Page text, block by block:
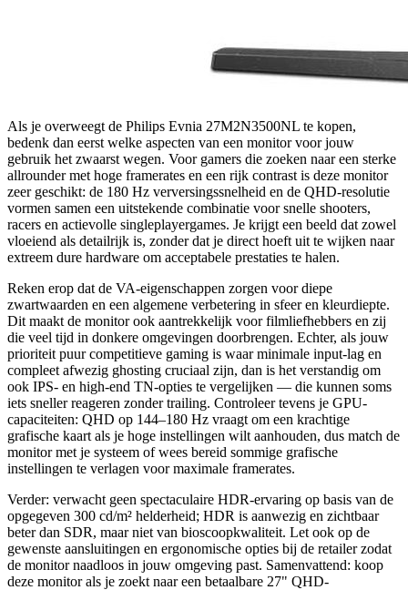
Als je overweegt de Philips Evnia 27M2N3500NL te kopen,
bedenk dan eerst welke aspecten van een monitor voor jouw
gebruik het zwaarst wegen. Voor gamers die zoeken naar een sterke
allrounder met hoge framerates en een rijk contrast is deze monitor
zeer geschikt: de 180 Hz verversingssnelheid en de QHD-resolutie
vormen samen een uitstekende combinatie voor snelle shooters,
racers en actievolle singleplayergames. Je krijgt een beeld dat zowel
vloeiend als detailrijk is, zonder dat je direct hoeft uit te wijken naar
extreem dure hardware om acceptabele prestaties te halen.
Reken erop dat de VA-eigenschappen zorgen voor diepe
zwartwaarden en een algemene verbetering in sfeer en kleurdiepte.
Dit maakt de monitor ook aantrekkelijk voor filmliefhebbers en zij
die veel tijd in donkere omgevingen doorbrengen. Echter, als jouw
prioriteit puur competitieve gaming is waar minimale input-lag en
compleet afwezig ghosting cruciaal zijn, dan is het verstandig om
ook IPS- en high-end TN-opties te vergelijken — die kunnen soms
iets sneller reageren zonder trailing. Controleer tevens je GPU-
capaciteiten: QHD op 144–180 Hz vraagt om een krachtige
grafische kaart als je hoge instellingen wilt aanhouden, dus match de
monitor met je systeem of wees bereid sommige grafische
instellingen te verlagen voor maximale framerates.
Verder: verwacht geen spectaculaire HDR-ervaring op basis van de
opgegeven 300 cd/m² helderheid; HDR is aanwezig en zichtbaar
beter dan SDR, maar niet van bioscoopkwaliteit. Let ook op de
gewenste aansluitingen en ergonomische opties bij de retailer zodat
de monitor naadloos in jouw omgeving past. Samenvattend: koop
deze monitor als je zoekt naar een betaalbare 27" QHD-